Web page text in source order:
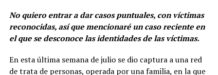
No quiero entrar a dar casos puntuales, con víctimas
reconocidas, así que mencionaré un caso reciente en
el que se desconoce las identidades de las víctimas.
En esta última semana de julio se dio captura a una red
de trata de personas, operada por una familia, en la que